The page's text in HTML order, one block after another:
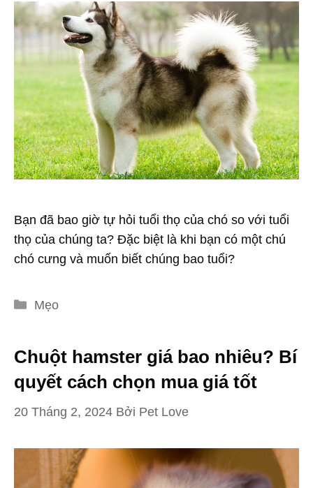
Bạn đã bao giờ tự hỏi tuổi thọ của chó so với tuổi
thọ của chúng ta? Đặc biệt là khi bạn có một chú
chó cưng và muốn biết chúng bao tuổi?
Danh
Mẹo
Chuột hamster giá bao nhiêu? Bí
quyết cách chọn mua giá tốt
20 Tháng 2, 2024 Bởi Pet Love